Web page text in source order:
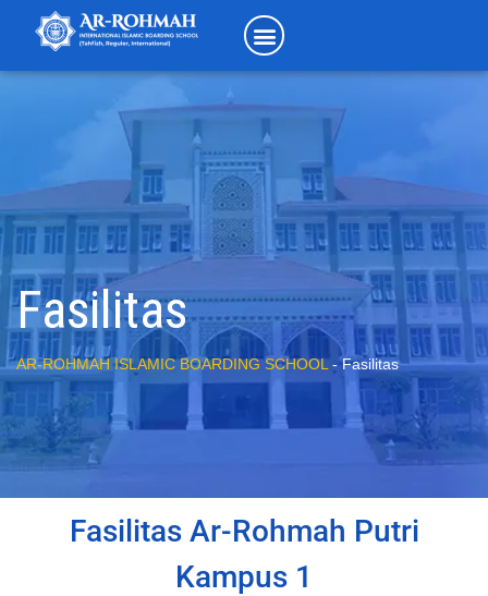
Fasilitas
AR-ROHMAH ISLAMIC BOARDING SCHOOL-Fasilitas
Fasilitas Ar-Rohmah Putri
Kampus 1